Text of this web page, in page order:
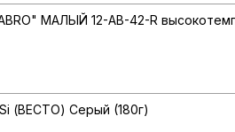
МАЛЫЙ 12-AB-42-R
(ВЕСТО) Серый (180г)